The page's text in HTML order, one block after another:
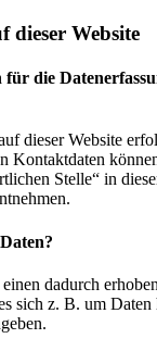
dieser Website
die
dieser Website
Kontaktdaten
Stelle“ in
dadurch
sich z. B. um Daten